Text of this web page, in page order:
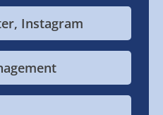
Instagram